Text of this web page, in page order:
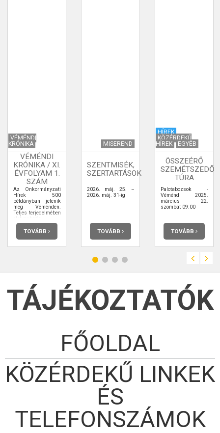
VÉMÉNDI
KRÓNIKA
VÉMÉNDI
KRÓNIKA / XI.
ÉVFOLYAM 1.
SZÁM
Az Önkormányzati
Hírek 500
példányban jelenik
meg Véménden.
Teljes terjedelmében
elolvashatja.
TOVÁBB
MISEREND
SZENTMISÉK,
SZERTARTÁSOK
2026. máj. 25. –
2026. máj. 31-ig
TOVÁBB
HÍREK
KÖZÉRDEKŰ
HÍREK
EGYÉB
ÖSSZEÉRŐ
SZEMÉTSZEDŐ
TÚRA
Palotabozsok -
Véménd 2025.
március 22.
szombat 09:00
TOVÁBB
TÁJÉKOZTATÓK
FŐOLDAL
KÖZÉRDEKŰ LINKEK
ÉS
TELEFONSZÁMOK